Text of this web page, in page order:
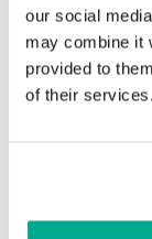
our social
may combine it
provided to
of their services.